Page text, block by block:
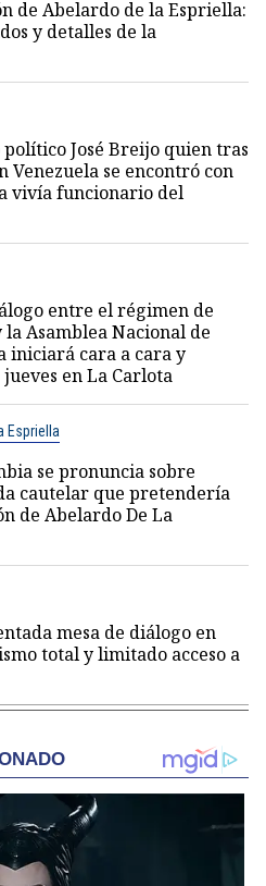
de Abelardo de la Espriella:
y detalles de la
José Breijo quien tras
Venezuela se encontró con
vivía funcionario del
entre el régimen de
Asamblea Nacional de
iniciará cara a cara y
en La Carlota
Espriella
se pronuncia sobre
cautelar que pretendería
de Abelardo De La
mesa de diálogo en
total y limitado acceso a